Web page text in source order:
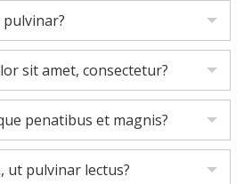
sit amet, consectetur?
penatibus et magnis?
ut pulvinar lectus?